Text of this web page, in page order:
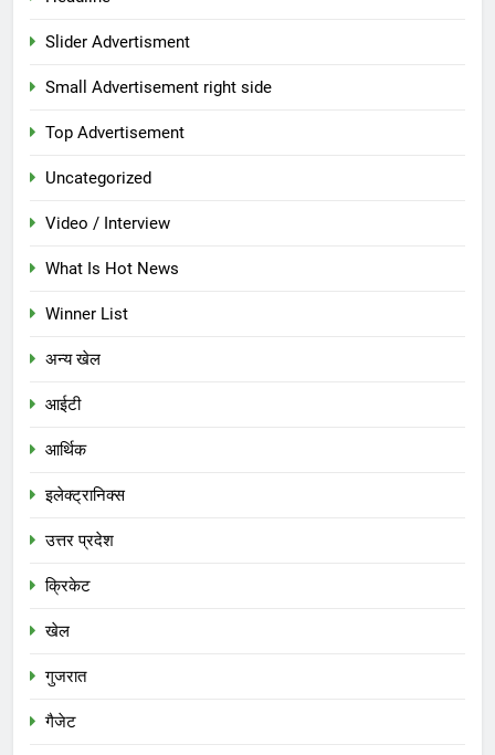
Slider Advertisment
Small Advertisement right side
Top Advertisement
Uncategorized
Video / Interview
What Is Hot News
Winner List
अन्य खेल
आईटी
आर्थिक
इलेक्ट्रानिक्स
उत्तर प्रदेश
क्रिकेट
खेल
गुजरात
गैजेट